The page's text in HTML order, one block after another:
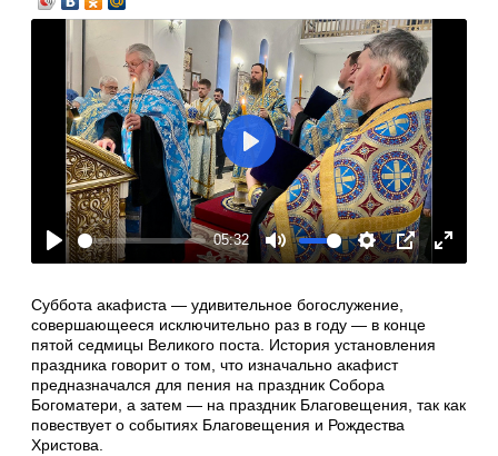
Play
05:32
Mute Settings
PIP
Enter
Play
Суббота акафиста — удивительное богослужение,
совершающееся исключительно раз в году — в конце
пятой седмицы Великого поста. История установления
праздника говорит о том, что изначально акафист
предназначался для пения на праздник Собора
Богоматери, а затем — на праздник Благовещения, так как
повествует о событиях Благовещения и Рождества
Христова.